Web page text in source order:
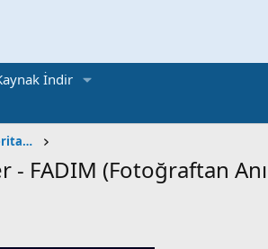
İndir
Yazılım Geliştirme, Web Tasarımı ve Veritabanı
FADIM (Fotoğraftan